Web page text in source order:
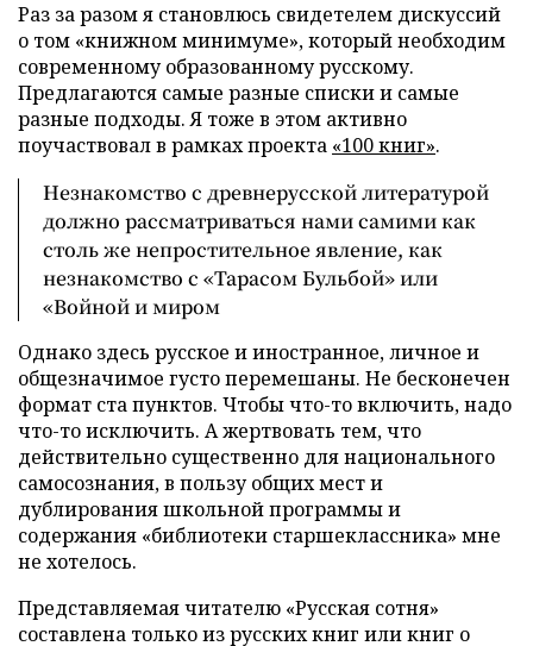
Раз за разом я становлюсь свидетелем дискуссий
о том «книжном минимуме», который необходим
современному образованному русскому.
Предлагаются самые разные списки и самые
разные подходы. Я тоже в этом активно
поучаствовал в рамках проекта «100 книг».
Незнакомство с древнерусской литературой
должно рассматриваться нами самими как
столь же непростительное явление, как
незнакомство с «Тарасом Бульбой» или
«Войной и миром
Однако здесь русское и иностранное, личное и
общезначимое густо перемешаны. Не бесконечен
формат ста пунктов. Чтобы что-то включить, надо
что-то исключить. А жертвовать тем, что
действительно существенно для национального
самосознания, в пользу общих мест и
дублирования школьной программы и
содержания «библиотеки старшеклассника» мне
не хотелось.
Представляемая читателю «Русская сотня»
составлена только из русских книг или книг о